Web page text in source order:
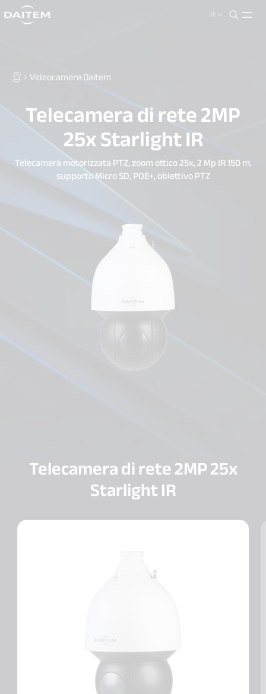
IT
search.label
Videocamere Daitem
Telecamera di rete 2MP
25x Starlight IR
Telecamera motorizzata PTZ, zoom ottico 25x, 2 Mp IR 150 m,
supporto Micro SD, POE+, obiettivo PTZ
Telecamera di rete 2MP 25x
Starlight IR